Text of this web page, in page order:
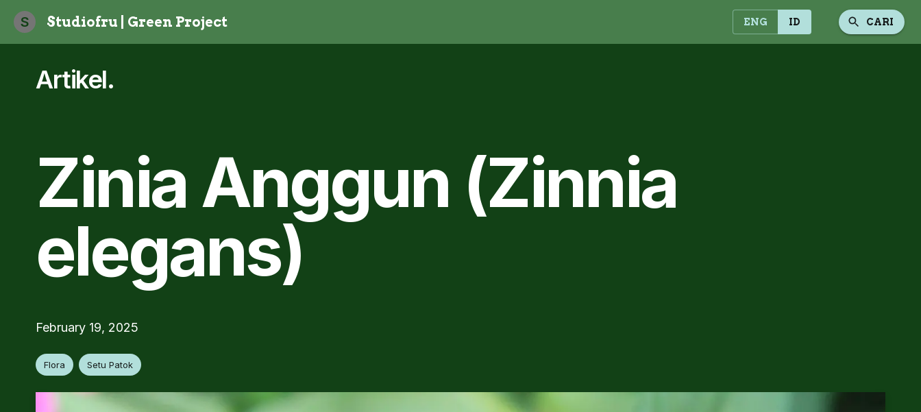
S Studiofru | Green Project ENG ID CARI
Artikel.
Zinia Anggun (Zinnia
elegans)
February 19, 2025
Flora Setu Patok